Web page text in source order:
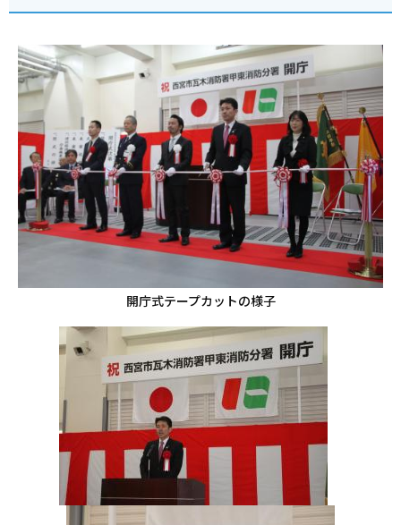
開庁式テープカットの様子